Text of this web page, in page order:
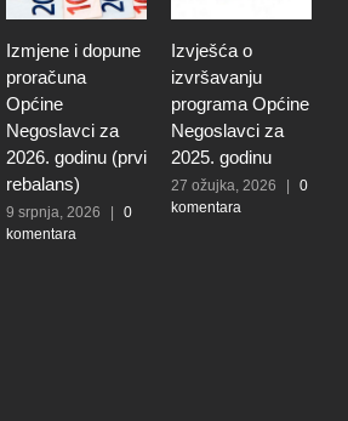
za
(prvi
| 0
Izvješća o
izvršavanju
programa Općine
Negoslavci za
2025. godinu
27 ožujka, 2026 | 0
komentara
Godišnji
o izvršenju
proračuna
Općine
Negoslavci
2025. godinu